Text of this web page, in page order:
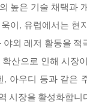
높은 기술 채택과
이, 유럽에서는 현
야외 레저 활동을 적
산으로 인해 시장
, 아우디 등과 같은
시장을 활성화합니